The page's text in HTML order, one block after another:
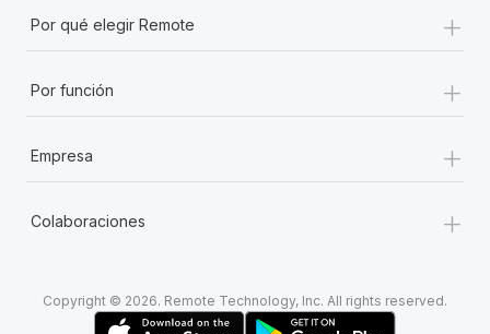
Por qué elegir Remote +
Por función +
Empresa +
Colaboraciones +
Copyright © 2026. Remote Technology, Inc. All rights reserved.